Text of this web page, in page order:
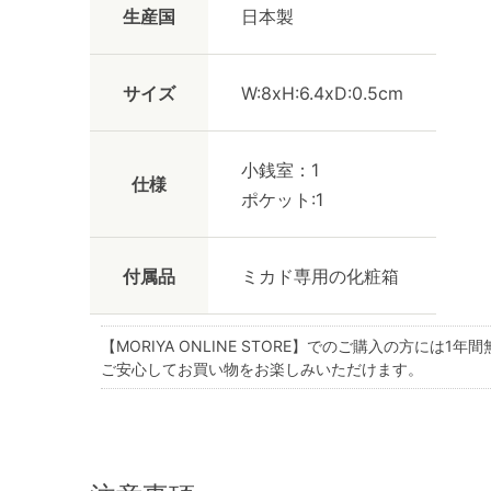
生産国 日本製
サイズ W:8xH:6.4xD:0.5cm
仕様
小銭室：1
ポケット:1
付属品 ミカド専用の化粧箱
【MORIYA ONLINE STORE】でのご購入の方には1年間
ご安心してお買い物をお楽しみいただけます。